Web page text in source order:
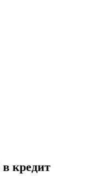
в кредит